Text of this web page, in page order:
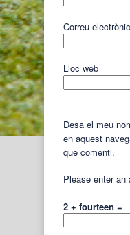
Correu electrònic
Lloc web
Desa el meu
en aquest
que comenti.
Please enter an
2 + fourteen =